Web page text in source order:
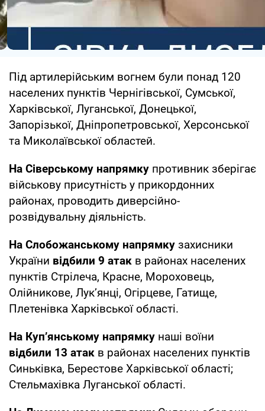
Під артилерійським вогнем були понад 120
населених пунктів Чернігівської, Сумської,
Харківської, Луганської, Донецької,
Запорізької, Дніпропетровської, Херсонської
та Миколаївської областей.
На Сіверському напрямку противник зберігає
військову присутність у прикордонних
районах, проводить диверсійно-
розвідувальну діяльність.
На Слобожанському напрямку захисники
України відбили 9 атак в районах населених
пунктів Стрілеча, Красне, Мороховець,
Олійникове, Лук’янці, Огірцеве, Гатище,
Плетенівка Харківської області.
На Куп’янському напрямку наші воїни
відбили 13 атак в районах населених пунктів
Синьківка, Берестове Харківської області;
Стельмахівка Луганської області.